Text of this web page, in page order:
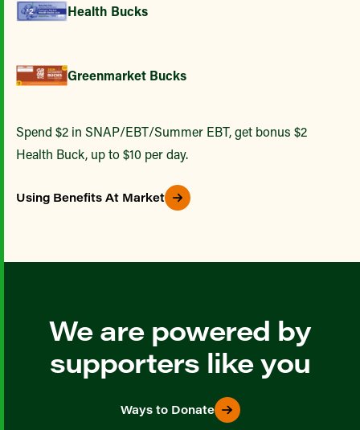
Health Bucks
Greenmarket Bucks
Spend $2 in SNAP/EBT/Summer EBT, get bonus $2
Health Buck, up to $10 per day.
Using Benefits At Market
We are powered by
supporters like you
Ways to Donate